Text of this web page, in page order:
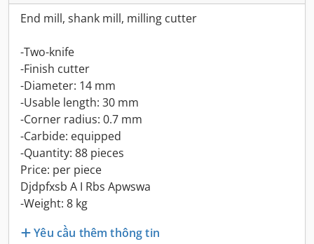
End mill, shank mill, milling cutter
-Two-knife
-Finish cutter
-Diameter: 14 mm
-Usable length: 30 mm
-Corner radius: 0.7 mm
-Carbide: equipped
-Quantity: 88 pieces
Price: per piece
Djdpfxsb A I Rbs Apwswa
-Weight: 8 kg
Yêu cầu thêm thông tin